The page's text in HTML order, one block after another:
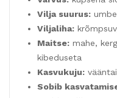
Vilja suurus:
Viljaliha:
Maitse: mahe,
kibeduseta
Kasvukuju:
Sobib